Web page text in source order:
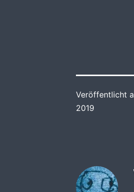
Veröffentlicht
2019